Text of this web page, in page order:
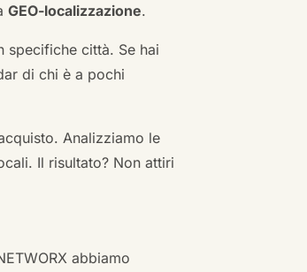
GEO-localizzazione.
specifiche città. Se hai
di chi è a pochi
Analizziamo le
Il risultato? Non attiri
abbiamo